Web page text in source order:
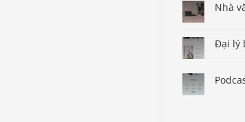
Nhà
Đại lý